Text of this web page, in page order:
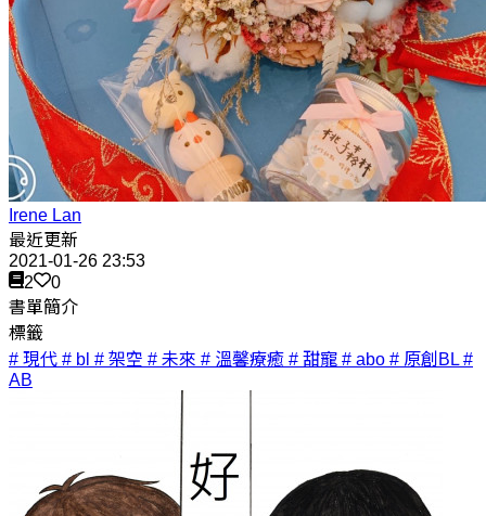
Irene Lan
最近更新
2021-01-26 23:53
2
0
書單簡介
標籤
# 現代 # bl # 架空 # 未來 # 溫馨療癒 # 甜寵 # abo # 原創BL #
AB